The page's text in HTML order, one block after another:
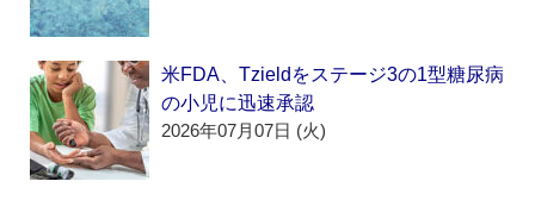
米FDA、Tzieldをステージ3の1型糖尿病
の小児に迅速承認
2026年07月07日 (火)